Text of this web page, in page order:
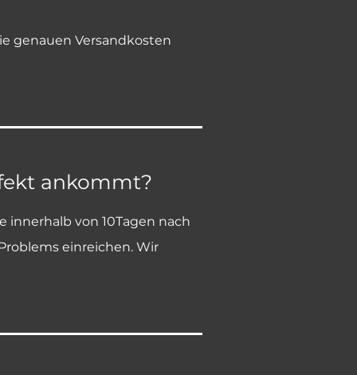
genauen Versandkosten
ankommt?
von 10Tagen nach
einreichen. Wir